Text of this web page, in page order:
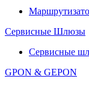
Сервисные Шлюзы
Сервисные
GPON & GEPON